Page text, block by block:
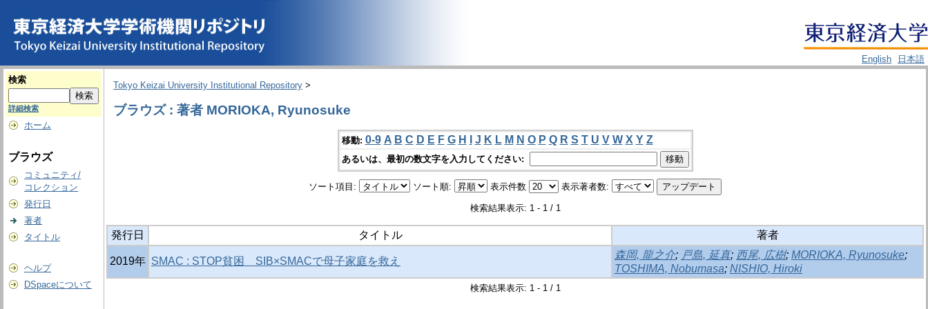
English
日本語
検索
詳細検索
ホーム
ブラウズ
コミュニティ/
コレクション
発行日
著者
タイトル
ヘルプ
DSpaceについて
Tokyo Keizai University Institutional Repository >
ブラウズ : 著者 MORIOKA, Ryunosuke
移動: 0-9 A B C D E F G H J K L M N O P Q R S T U V W X Y Z
あるいは、最初の数文字を入力してください:
ソート項目: ソート順: 表示件数 表示著者数:
検索結果表示: 1 - 1 / 1
発行日 タイトル 著者
2019年 SMAC : STOP貧困 SIB×SMACで母子家庭を救え
森岡, 龍之介; 戸島, 延真; 西尾, 広樹; MORIOKA, Ryunosuke;
TOSHIMA, Nobumasa; NISHIO, Hiroki
検索結果表示: 1 - 1 / 1